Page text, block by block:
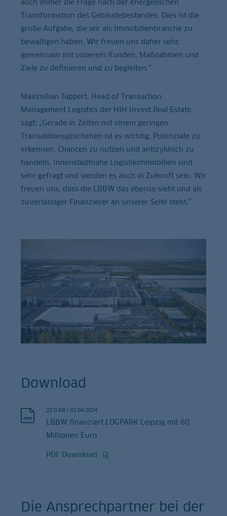
auch immer die Frage nach der energetischen
Transformation des Gebäudebestandes. Dies ist die
große Aufgabe, die wir als Immobilienbranche zu
bewältigen haben. Wir freuen uns daher sehr,
gemeinsam mit unserem Kunden, Maßnahmen und
Ziele zu definieren und zu begleiten.“
Maximilian Tappert, Head of Transaction
Management Logistics der HIH Invest Real Estate,
sagt: „Gerade in Zeiten mit einem geringen
Transaktionsgeschehen ist es wichtig, Potenziale zu
erkennen. Chancen zu nutzen und antizyklisch zu
handeln. Innenstadtnahe Logistikimmobilien sind
sehr gefragt und werden es auch in Zukunft sein. Wir
freuen uns, dass die LBBW das ebenso sieht und als
zuverlässiger Finanzierer an unserer Seite steht.“
Download
22.0 KB | 03.04.2024
LBBW finanziert LOGPARK Leipzig mit 60
Millionen Euro
PDF Download
Die Ansprechpartner bei der